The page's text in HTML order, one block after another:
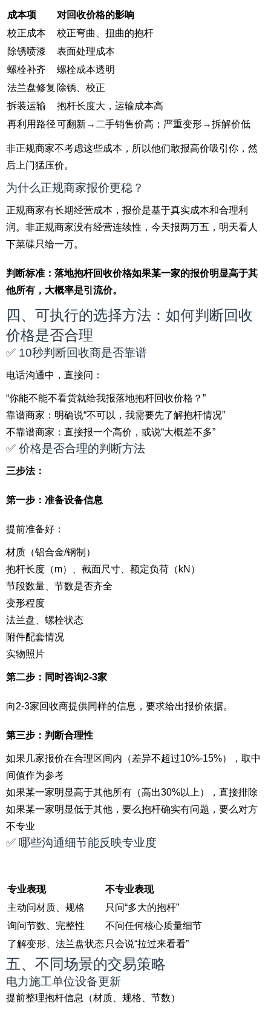
成本项
对回收价格的影响
校正成本
校正弯曲、扭曲的抱杆
除锈喷漆
表面处理成本
螺栓补齐
螺栓成本透明
法兰盘修复 除锈、校正
拆装运输
抱杆长度大，运输成本高
再利用路径可翻新→二手销售价高；严重变形→拆解价低
非正规商家不考虑这些成本，所以他们敢报高价吸引你，然
后上门猛压价。
为什么正规商家报价更稳？
正规商家有长期经营成本，报价是基于真实成本和合理利
润。非正规商家没有经营连续性，今天报两万五，明天看人
下菜碟只给一万。
判断标准：落地抱杆回收价格如果某一家的报价明显高于其
他所有，大概率是引流价。
四、可执行的选择方法：如何判断回收
价格是否合理
✅ 10秒判断回收商是否靠谱
电话沟通中，直接问：
“你能不能不看货就给我报落地抱杆回收价格？”
靠谱商家：明确说“不可以，我需要先了解抱杆情况”
不靠谱商家：直接报一个高价，或说“大概差不多”
✅ 价格是否合理的判断方法
三步法：
第一步：准备设备信息
提前准备好：
材质（铝合金/钢制）
抱杆长度（m）、截面尺寸、额定负荷（kN）
节段数量、节数是否齐全
变形程度
法兰盘、螺栓状态
附件配套情况
实物照片
第二步：同时咨询2-3家
向2-3家回收商提供同样的信息，要求给出报价依据。
第三步：判断合理性
如果几家报价在合理区间内（差异不超过10%-15%），取中
间值作为参考
如果某一家明显高于其他所有（高出30%以上），直接排除
如果某一家明显低于其他，要么抱杆确实有问题，要么对方
不专业
✅ 哪些沟通细节能反映专业度
专业表现
不专业表现
主动问材质、规格
只问“多大的抱杆”
询问节数、完整性
不问任何核心质量细节
了解变形、法兰盘状态 只会说“拉过来看看”
五、不同场景的交易策略
电力施工单位设备更新
提前整理抱杆信息（材质、规格、节数）